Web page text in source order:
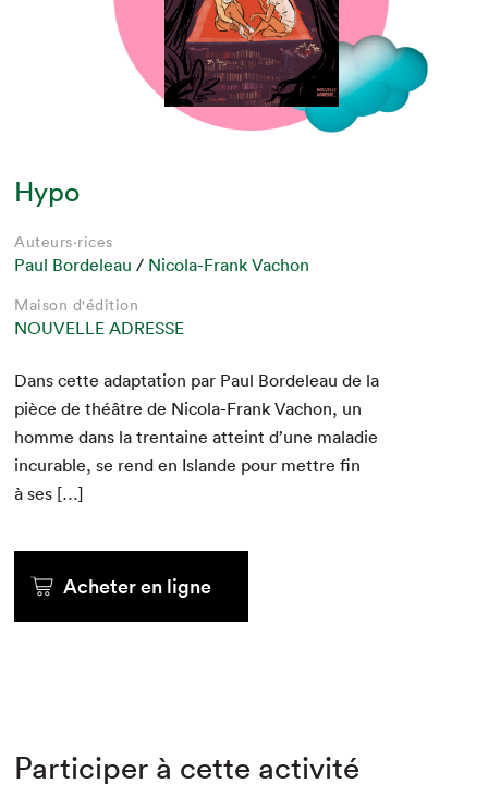
Hypo
Auteurs·rices
Paul Bordeleau / Nicola-Frank Vachon
Maison d'édition
NOUVELLE ADRESSE
Dans cette adap­ta­tion par Paul Bor­de­leau de la
pièce de théâtre de Nico­la-Frank Vachon, un
homme dans la trentaine atteint d’une mal­adie
incur­able, se rend en Islande pour met­tre fin
à ses […]
Acheter en ligne
Participer à cette activité